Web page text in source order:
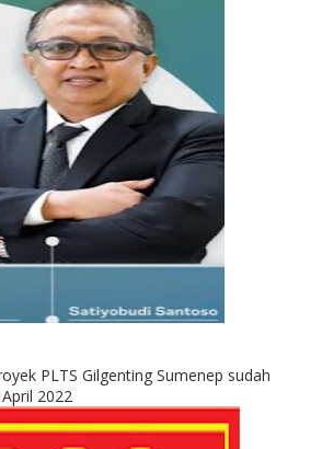
PLTS Gilgenting Sumenep sudah
2022